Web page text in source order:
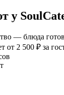
у
— блюда
2 500 ₽ за